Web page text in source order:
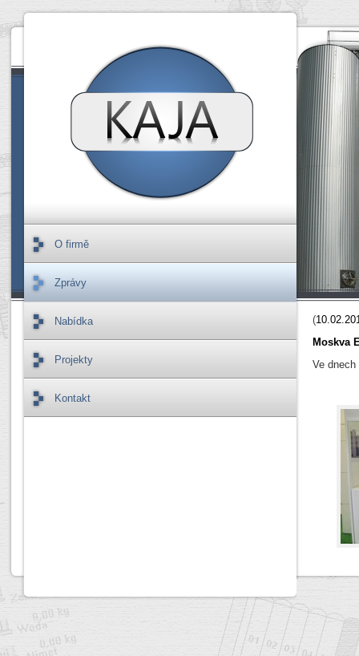
O firmě
Zprávy
Nabídka
Projekty
Kontakt
(
Moskva
Ve